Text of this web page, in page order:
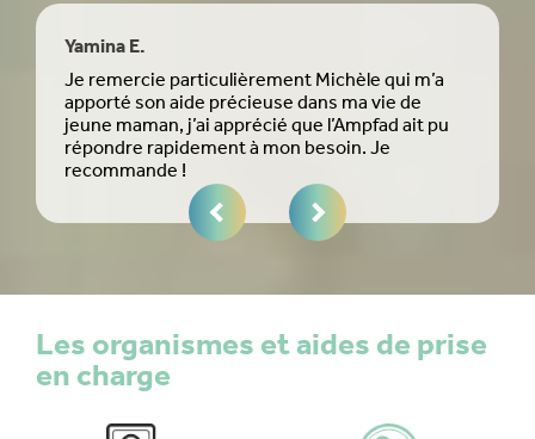
Yamina E.
Je remercie particulièrement Michèle qui m’a
apporté son aide précieuse dans ma vie de
jeune maman, j’ai apprécié que l’Ampfad ait pu
répondre rapidement à mon besoin. Je
recommande !
Les organismes et aides de prise
en charge